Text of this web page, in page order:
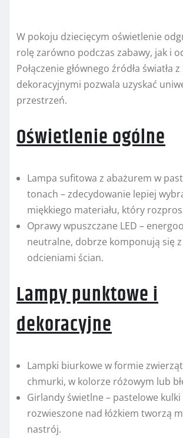
W pokoju dziecięcym oświetlenie
rolę zarówno podczas zabawy, jak i
Połączenie głównego źródła światła
dekoracyjnymi pozwala uzyskać
przestrzeń.
Oświetlenie ogólne
Lampa sufitowa z abażurem w
tonach – zdecydowanie lepiej
miękkiego materiału, który
Oprawy wpuszczane LED –
neutralne, dobrze komponują się
odcieniami ścian.
Lampy punktowe i
dekoracyjne
Lampki biurkowe w formie
chmurki, w kolorze różowym lub
Girlandy świetlne – pastelowe kulki
rozwieszone nad łóżkiem tworzą
nastrój.